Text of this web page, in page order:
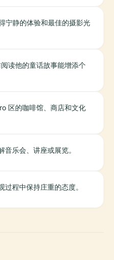
宁静的体验和最佳的摄影光
读他的童话故事能增添个
区的咖啡馆、商店和文化
音乐会、讲座或展览。
过程中保持庄重的态度。